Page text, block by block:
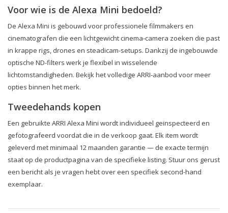
Voor wie is de Alexa Mini bedoeld?
De Alexa Mini is gebouwd voor professionele filmmakers en
cinematografen die een lichtgewicht cinema-camera zoeken die past
in krappe rigs, drones en steadicam-setups. Dankzij de ingebouwde
optische ND-filters werk je flexibel in wisselende
lichtomstandigheden. Bekijk het volledige ARRI-aanbod voor meer
opties binnen het merk.
Tweedehands kopen
Een gebruikte ARRI Alexa Mini wordt individueel geïnspecteerd en
gefotografeerd voordat die in de verkoop gaat. Elk item wordt
geleverd met minimaal 12 maanden garantie — de exacte termijn
staat op de productpagina van de specifieke listing. Stuur ons gerust
een bericht als je vragen hebt over een specifiek second-hand
exemplaar.